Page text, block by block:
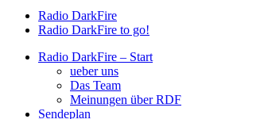
Radio DarkFire
Radio DarkFire to go!
Radio DarkFire – Start
ueber uns
Das Team
Meinungen über RDF
Sendeplan